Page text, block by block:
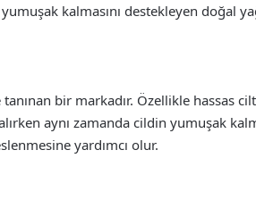
kalmasını destekleyen doğal
bir markadır. Özellikle hassas
aynı zamanda cildin yumuşak
yardımcı olur.